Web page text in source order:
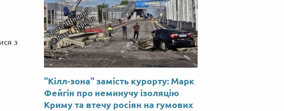
з
"Кілл-зона" замість курорту: Марк
Фейгін про неминучу ізоляцію
Криму та втечу росіян на гумових